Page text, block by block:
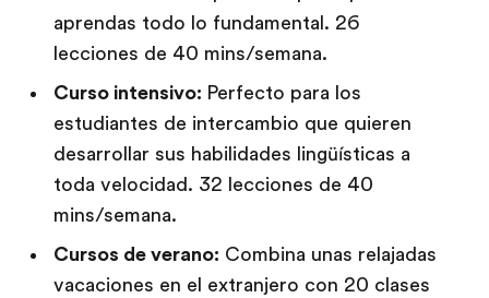
aprendas todo lo fundamental. 26
lecciones de 40 mins/semana.
Curso intensivo: Perfecto para los
estudiantes de intercambio que quieren
desarrollar sus habilidades lingüísticas a
toda velocidad. 32 lecciones de 40
mins/semana.
Cursos de verano: Combina unas relajadas
vacaciones en el extranjero con 20 clases